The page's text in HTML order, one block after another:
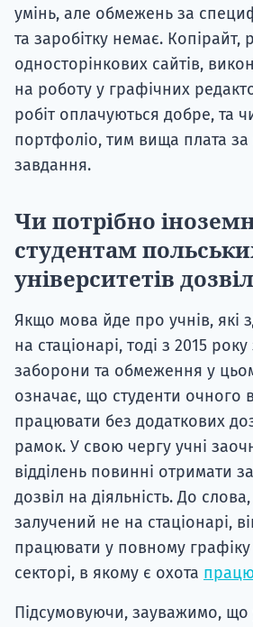
умінь, але обмежень за
та заробітку немає. Копірайт,
односторінкових сайтів,
на роботу у графічних
робіт оплачуються добре, та
портфоліо, тим вища плата
завдання.
Чи потрібно
студентам
університетів
Якщо мова йде про учнів, які
на стаціонарі, тоді з 2015 року
заборони та обмеження у
означає, що студенти очного
працювати без додаткових
рамок. У свою чергу учні
відділень повинні отримати
дозвіл на діяльність. До
залучений не на стаціонарі,
працювати у повному
секторі, в якому є охота
Підсумовуючи, зауважимо, що